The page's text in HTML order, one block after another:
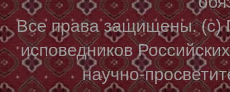
Все права защищены. (с)
исповедников
научно-